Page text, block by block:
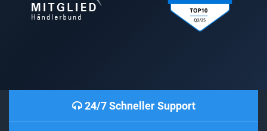
24/7 Schneller Support